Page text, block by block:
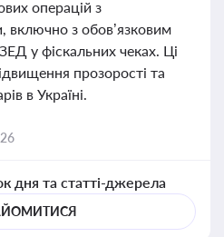
операцій з
включно з обов’язковим
у фіскальних чеках. Ці
прозорості та
в Україні.
дня та статті-джерела